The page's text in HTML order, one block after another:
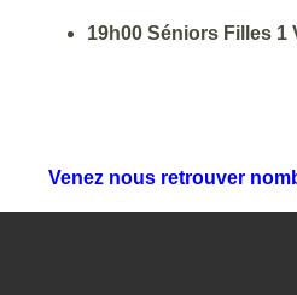
19h00 Séniors Filles 1
Venez nous retrouver